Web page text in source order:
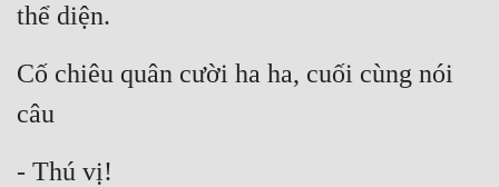
thể diện.
Cố chiêu quân cười ha ha, cuối cùng nói
câu
- Thú vị!